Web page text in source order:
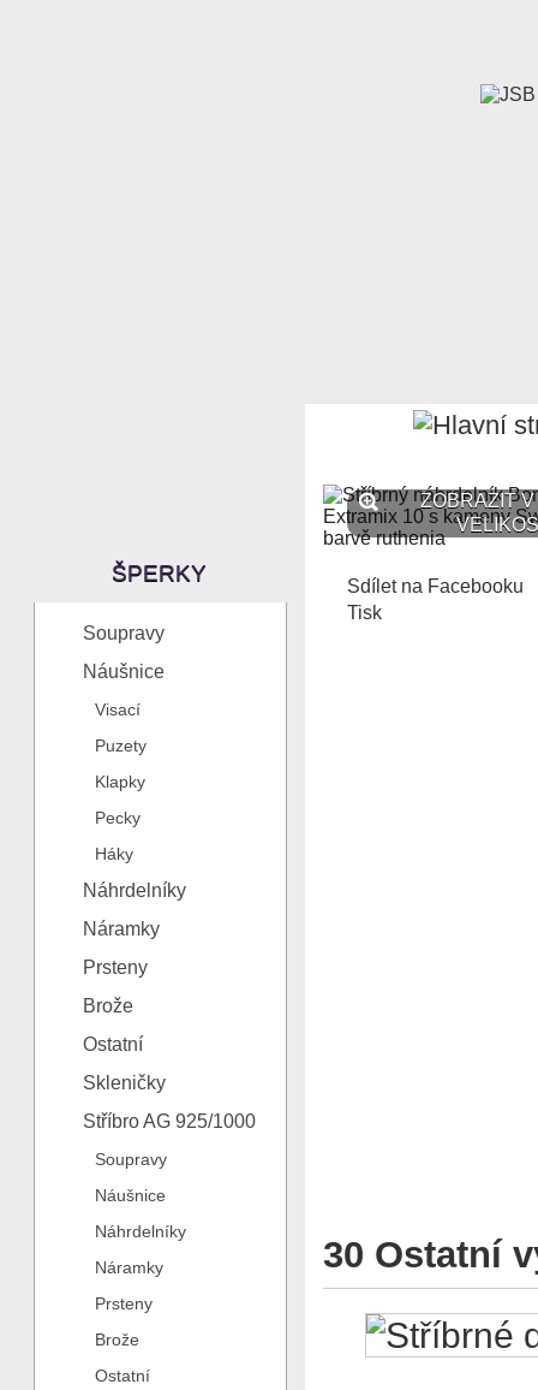
ŠPERKY
Soupravy
Náušnice
Visací
Puzety
Klapky
Pecky
Háky
Náhrdelníky
Náramky
Prsteny
Brože
Ostatní
Skleničky
Stříbro AG 925/1000
Soupravy
Náušnice
Náhrdelníky
Náramky
Prsteny
Brože
Ostatní
ZOBRAZIT
Sdílet na Facebooku
Tisk
30 Ostatní